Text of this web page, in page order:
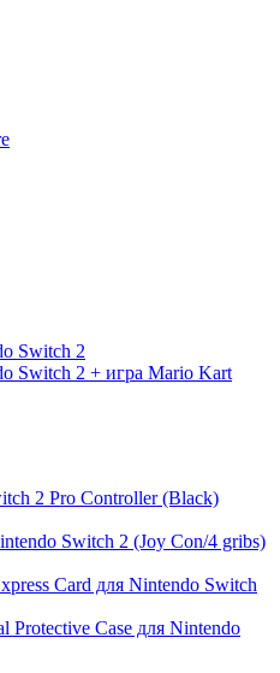
Switch 2
Switch 2 + игра Mario Kart
2 Pro Controller (Black)
Switch 2 (Joy Con/4 gribs)
Card для Nintendo Switch
Protective Case для Nintendo